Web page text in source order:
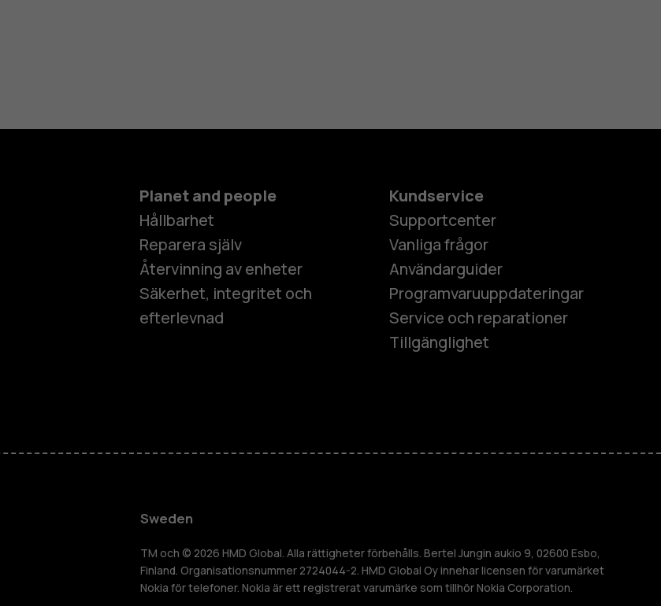
Mobiltelefoner
Tillbehör
HMD Terra M
Planet and people
Hållbarhet
Reparera själv
Återvinning av enheter
Säkerhet, integritet och
efterlevnad
Kundservice
Supportcenter
Vanliga frågor
Användarguider
Programvaruuppdateringar
Service och reparationer
Tillgänglighet
Sweden
TM och © 2026 HMD Global. Alla rättigheter förbehålls. Bertel Jungin aukio 9, 02600 Esbo,
Finland. Organisationsnummer 2724044-2. HMD Global Oy innehar licensen för varumärket
Nokia för telefoner. Nokia är ett registrerat varumärke som tillhör Nokia Corporation.